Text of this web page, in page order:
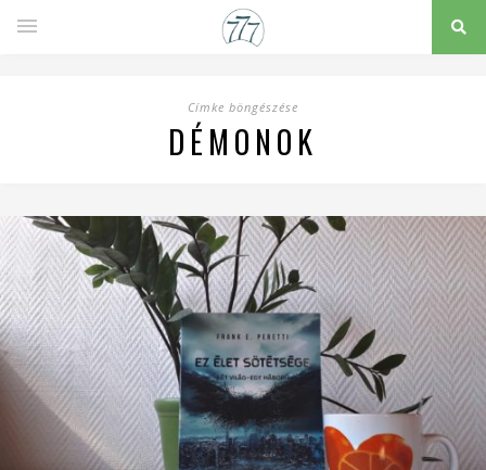
Címke böngészése
DÉMONOK